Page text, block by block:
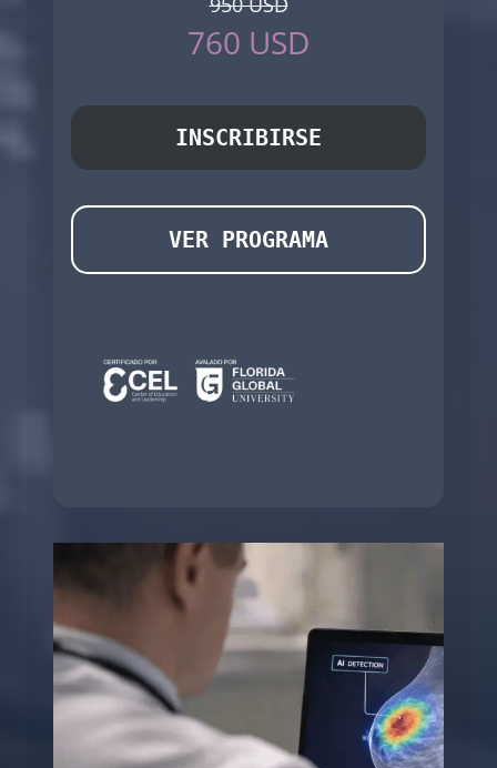
760 USD
INSCRIBIRSE
VER PROGRAMA